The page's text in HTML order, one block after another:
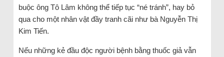
buộc ông Tô Lâm không thể tiếp tục “né tránh”, hay bỏ
qua cho một nhân vật đầy tranh cãi như bà Nguyễn Thị
Kim Tiến.
Nếu những kẻ đầu độc người bệnh bằng thuốc giả vẫn